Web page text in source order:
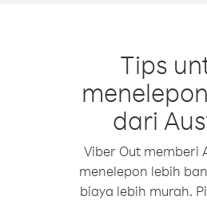
Tips
dari
Viber Out memberi
menelepon lebih
biaya lebih murah.